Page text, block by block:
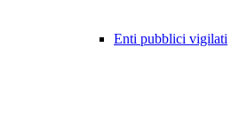
Enti pubblici vigilati